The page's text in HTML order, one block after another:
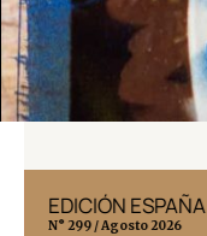
EDICIÓN ESPAÑA
N° 299 / Agosto 2026